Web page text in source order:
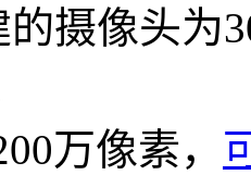
的摄像头为
万像素，